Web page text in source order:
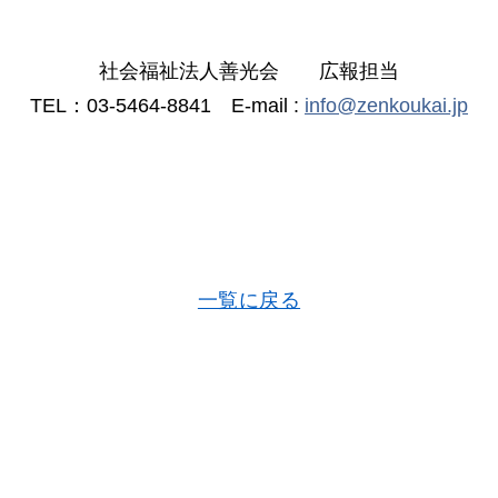
社会福祉法人善光会 広報担当
TEL：03-5464-8841 E-mail : info@zenkoukai.jp
一覧に戻る